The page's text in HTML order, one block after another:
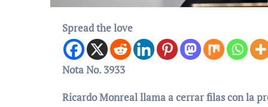
Spread the love
Nota No. 3933
Ricardo Monreal llama a cerrar filas con la